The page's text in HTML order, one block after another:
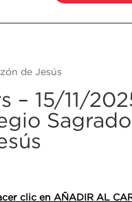
de Jesús
– 15/11/
Sagrado
clic en AÑADIR AL